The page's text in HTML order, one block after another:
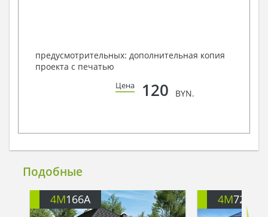
предусмотрительных: дополнительная копия
проекта с печатью
Цена 120 BYN.
Подобные
4M166A 4M722